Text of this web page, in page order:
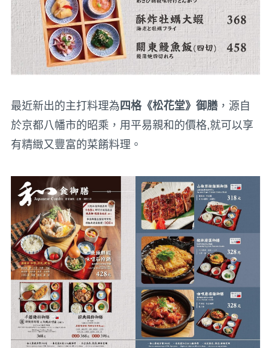
最近新出的主打料理為 四格《松花堂》御膳，源自
於京都八幡市的昭乘，用平易親和的價格,就可以享
有精緻又豐富的菜餚料理。